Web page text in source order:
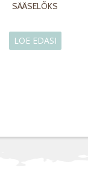
SÄÄSELÕKS
LOE EDASI